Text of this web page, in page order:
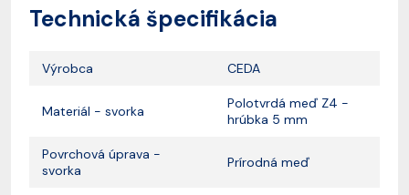
Technická špecifikácia
Výrobca CEDA
Materiál - svorka
Polotvrdá meď Z4 -
hrúbka 5 mm
Povrchová úprava -
svorka
Prírodná meď